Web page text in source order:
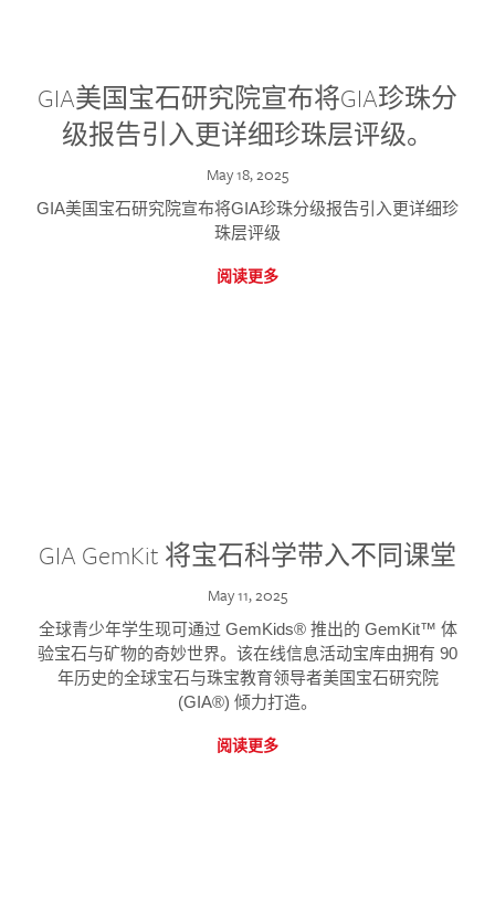
GIA美国宝石研究院宣布将GIA珍珠分
级报告引入更详细珍珠层评级。
May 18, 2025
GIA美国宝石研究院宣布将GIA珍珠分级报告引入更详细珍
珠层评级
阅读更多
GIA GemKit 将宝石科学带入不同课堂
May 11, 2025
全球青少年学生现可通过 GemKids® 推出的 GemKit™ 体
验宝石与矿物的奇妙世界。该在线信息活动宝库由拥有 90
年历史的全球宝石与珠宝教育领导者美国宝石研究院
(GIA®) 倾力打造。
阅读更多